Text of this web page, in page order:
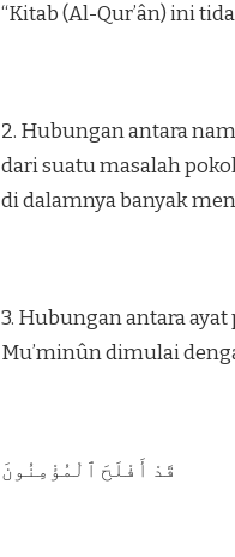
“Kitab (Al-Qur’ân) ini
2. Hubungan antara
dari suatu masalah
di dalamnya banyak
3. Hubungan antara
Mu’minûn dimulai
قَدْ أَفْلَحَ ٱلْمُؤْمِنُونَ